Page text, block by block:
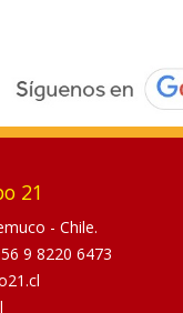
21
- Chile.
9 8220 6473